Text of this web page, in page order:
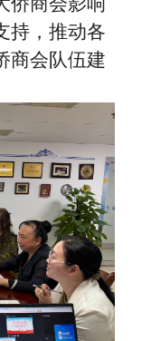
持，推动各
商会队伍建